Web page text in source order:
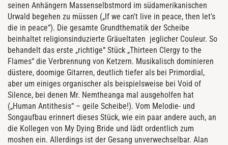
seinen Anhängern Massenselbstmord im südamerikanischen
Urwald begehen zu müssen („If we can't live in peace, then let's
die in peace“). Die gesamte Grundthematik der Scheibe
beinhaltet religionsinduzierte Gräueltaten jeglicher Couleur. So
behandelt das erste „richtige“ Stück „Thirteen Clergy to the
Flames“ die Verbrennung von Ketzern. Musikalisch dominieren
düstere, doomige Gitarren, deutlich tiefer als bei Primordial,
aber um einiges organischer als beispielsweise bei Void of
Silence, bei denen Mr. Nemtheanga mal ausgeholfen hat
(„Human Antithesis“ – geile Scheibe!). Vom Melodie- und
Songaufbau erinnert dieses Stück, wie ein paar andere auch, an
die Kollegen von My Dying Bride und lädt ordentlich zum
moshen ein. Allerdings ist der Gesang unverwechselbar. Alan